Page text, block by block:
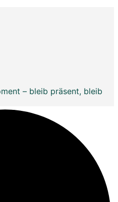
– bleib präsent, bleib